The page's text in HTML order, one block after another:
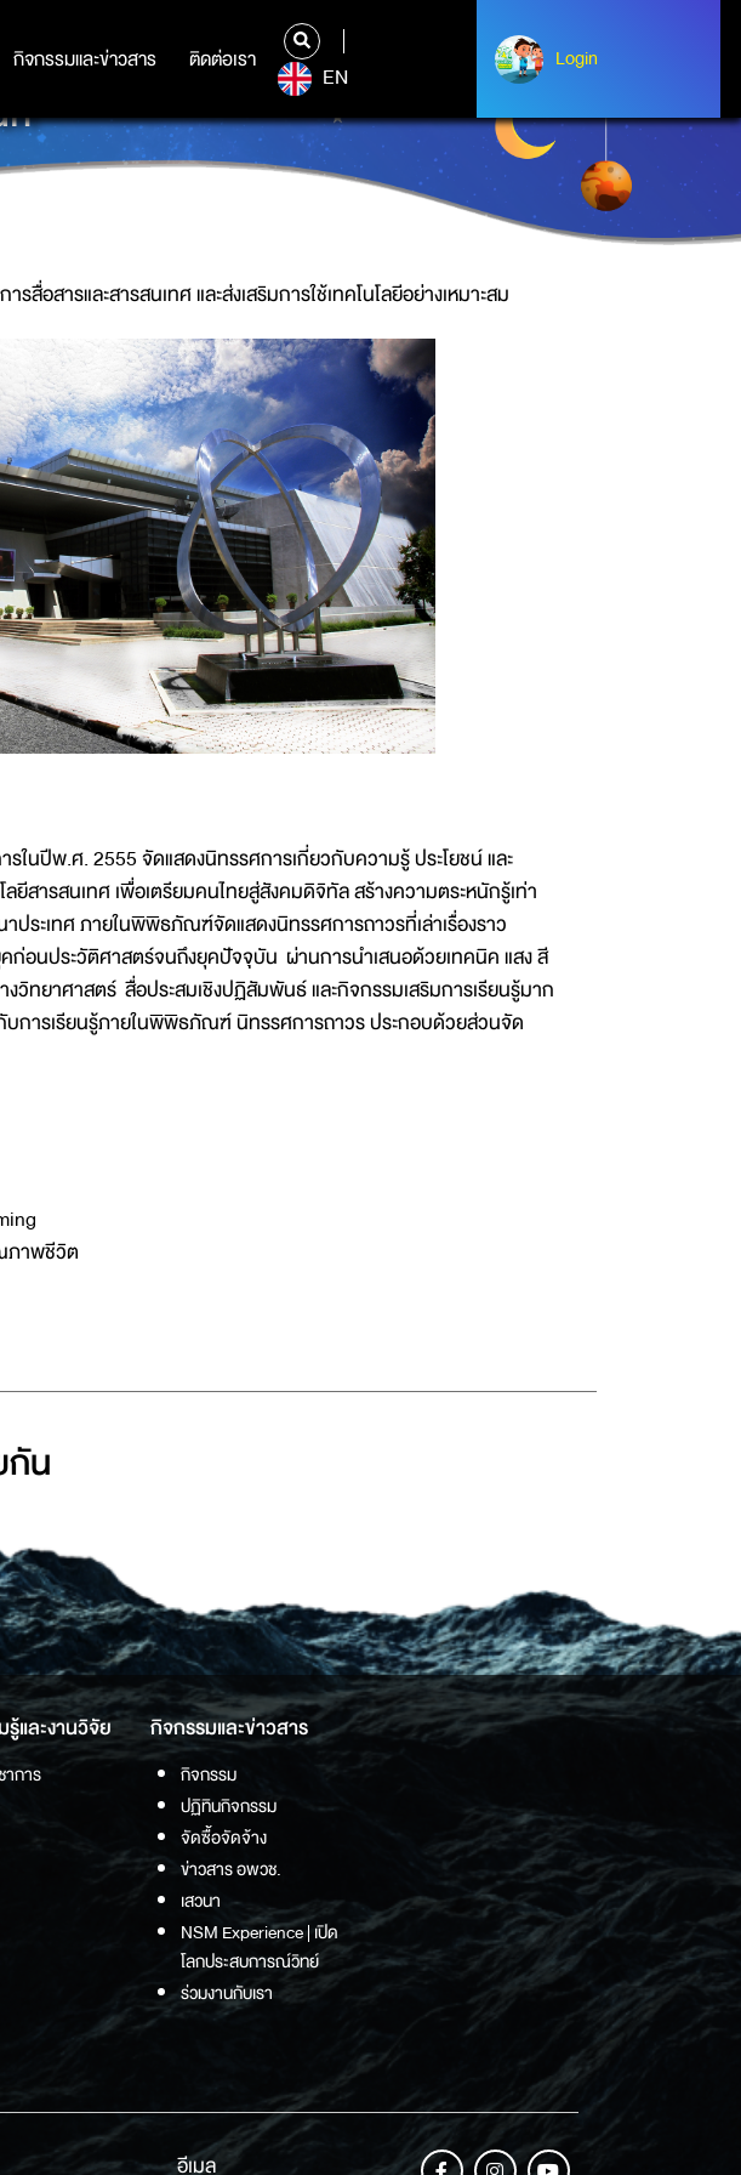
กิจกรรมและข่าวสาร ติดต่อเรา
กิจกรรมและข่าวสาร ติดต่อเรา
EN
Login
Login
นโลยีสารสนเทศ
รสื่อสารและสารสนเทศ และส่งเสริมการใช้เทคโนโลยีอย่างเหมาะสม
นปีพ.ศ. 2555 จัดแสดงนิทรรศการเกี่ยวกับความรู้ ประโยชน์ และ
ยีสารสนเทศ เพื่อเตรียมคนไทยสู่สังคมดิจิทัล สร้างความตระหนักรู้เท่า
ระเทศ ภายในพิพิธภัณฑ์จัดแสดงนิทรรศการถาวรที่เล่าเรื่องราว
ก่อนประวัติศาสตร์จนถึงยุคปัจจุบัน ผ่านการนำเสนอด้วยเทคนิค แสง สี
วิทยาศาสตร์ สื่อประสมเชิงปฏิสัมพันธ์ และกิจกรรมเสริมการเรียนรู้มาก
บการเรียนรู้ภายในพิพิธภัณฑ์ นิทรรศการถาวร ประกอบด้วยส่วนจัด
ภาพชีวิต
กัน
และงานวิจัย
าการ
กิจกรรมและข่าวสาร
กิจกรรม
ปฏิทินกิจกรรม
จัดซื้อจัดจ้าง
ข่าวสาร อพวช.
เสวนา
NSM Experience | เปิด
โลกประสบการณ์วิทย์
ร่วมงานกับเรา
อีเมล